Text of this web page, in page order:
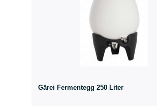
Gärei Fermentegg 250 Liter